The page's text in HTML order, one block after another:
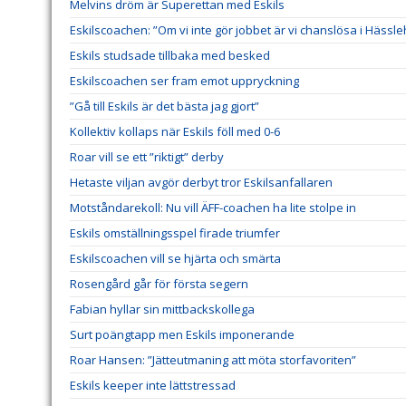
Melvins dröm är Superettan med Eskils
Eskilscoachen: ”Om vi inte gör jobbet är vi chanslösa i
Eskils studsade tillbaka med besked
Eskilscoachen ser fram emot uppryckning
”Gå till Eskils är det bästa jag gjort”
Kollektiv kollaps när Eskils föll med 0-6
Roar vill se ett ”riktigt” derby
Hetaste viljan avgör derbyt tror Eskilsanfallaren
Motståndarekoll: Nu vill ÄFF-coachen ha lite stolpe in
Eskils omställningsspel firade triumfer
Eskilscoachen vill se hjärta och smärta
Rosengård går för första segern
Fabian hyllar sin mittbackskollega
Surt poängtapp men Eskils imponerande
Roar Hansen: ”Jätteutmaning att möta storfavoriten”
Eskils keeper inte lättstressad